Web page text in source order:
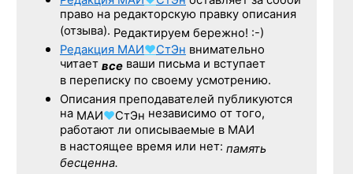
право на редакторскую правку описания
(отзыва). Редактируем бережно! :-)
Редакция МАИ♥СтЭн внимательно
читает все ваши письма и вступает
в переписку по своему усмотрению.
Описания преподавателей публикуются
на МАИ♥СтЭн независимо от того,
работают ли описываемые в МАИ
в настоящее время или нет: память
бесценна.